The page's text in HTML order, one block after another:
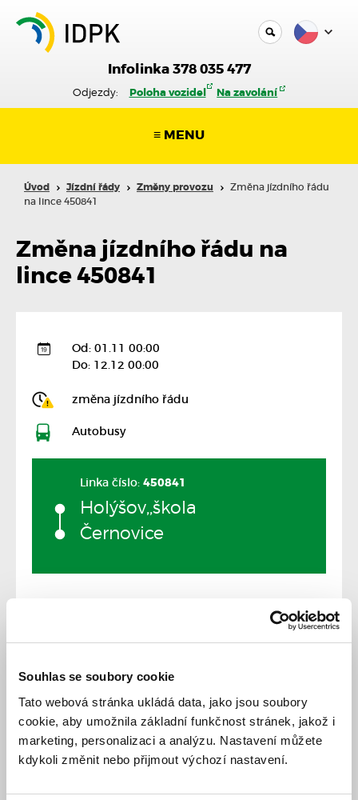
Souhlas se soubory cookie
Tato webová stránka ukládá data, jako jsou soubory
cookie, aby umožnila základní funkčnost stránek, jakož i
marketing, personalizaci a analýzu. Nastavení můžete
kdykoli změnit nebo přijmout výchozí nastavení.
Infolinka 378 035 477
Odjezdy: Poloha vozidel Na zavolání
≡ MENU
Úvod Jízdní řády Změny provozu
Změna jízdního řádu
na lince 450841
Změna jízdního řádu na
lince 450841
Od: 01.11 00:00
Do: 12.12 00:00
změna jízdního řádu
Autobusy
Linka číslo: 450841
Holýšov,,škola
Černovice
Jízdní řád
Jízdní řád Změnový jízdní řád